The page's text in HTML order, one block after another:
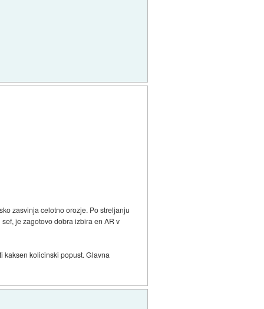
zasvinja celotno orozje. Po streljanju
je zagotovo dobra izbira en AR v
kaksen kolicinski popust. Glavna